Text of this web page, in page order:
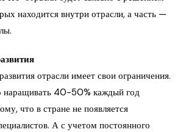
находится внутри отрасли, а часть —
отрасли имеет свои ограничения.
наращивать 40-50% каждый год
что в стране не появляется
А с учетом постоянного